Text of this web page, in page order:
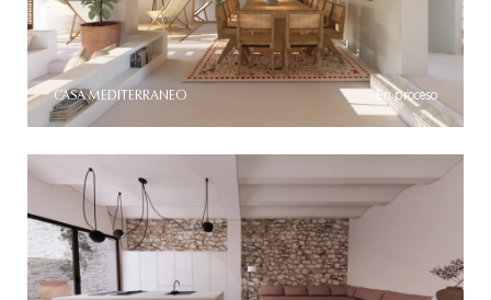
CASA MEDITERRANEO En proceso